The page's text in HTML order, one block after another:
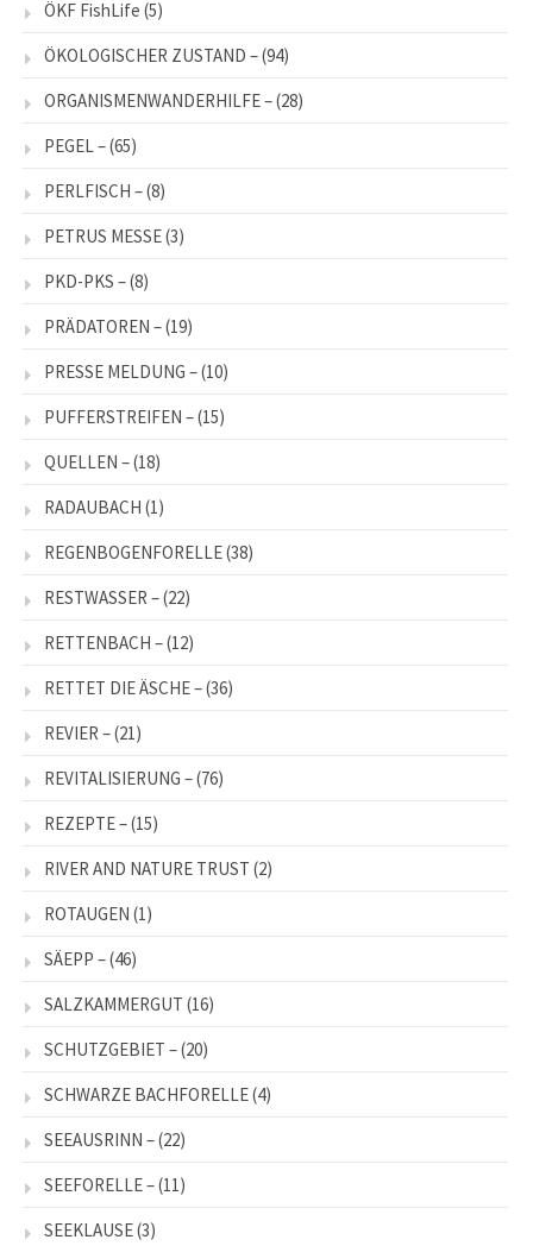
ÖKF FishLife (5)
ÖKOLOGISCHER ZUSTAND –(94)
ORGANISMENWANDERHILFE –(28)
PEGEL –(65)
PERLFISCH –(8)
PETRUS MESSE(3)
PKD-PKS –(8)
PRÄDATOREN –(19)
PRESSE MELDUNG –(10)
PUFFERSTREIFEN –(15)
QUELLEN –(18)
RADAUBACH (1)
REGENBOGENFORELLE(38)
RESTWASSER –(22)
RETTENBACH –(12)
RETTET DIE ÄSCHE –(36)
REVIER –(21)
REVITALISIERUNG –(76)
REZEPTE –(15)
RIVER AND NATURE TRUST (2)
ROTAUGEN (1)
SÄEPP –(46)
SALZKAMMERGUT (16)
SCHUTZGEBIET –(20)
SCHWARZE BACHFORELLE(4)
SEEAUSRINN –(22)
SEEFORELLE –(11)
SEEKLAUSE(3)